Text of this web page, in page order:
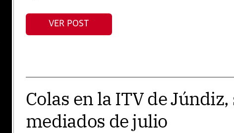
VER POST
Colas en la ITV de
mediados de julio